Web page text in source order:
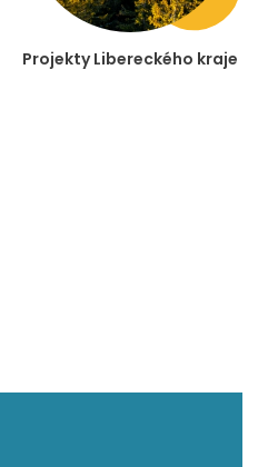
Projekty Libereckého kraje